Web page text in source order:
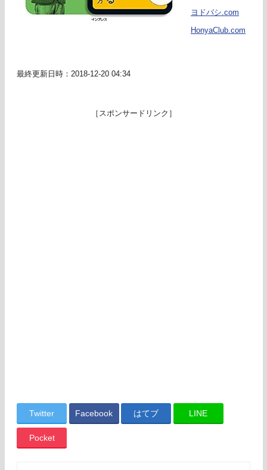
ヨドバシ.com
HonyaClub.com
最終更新日時：2018-12-20 04:34
［スポンサードリンク］
Twitter Facebook はてブ LINE
Pocket